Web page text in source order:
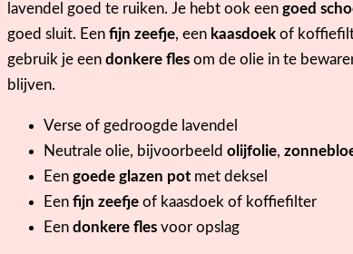
lavendel goed te ruiken. Je hebt ook een goed
goed sluit. Een fijn zeefje, een kaasdoek of
gebruik je een donkere fles om de olie in te
blijven.
Verse of gedroogde lavendel
Neutrale olie, bijvoorbeeld olijfolie,
Een goede glazen pot met deksel
Een fijn zeefje of kaasdoek of koffiefilter
Een donkere fles voor opslag